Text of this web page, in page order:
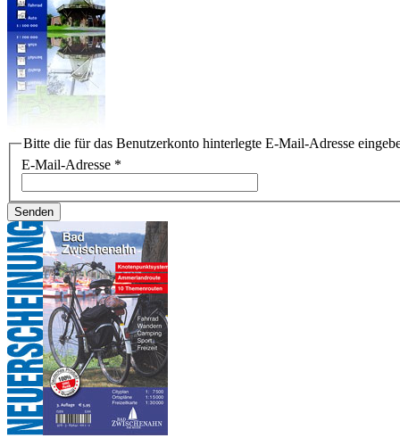
Bitte die für das Benutzerkonto hinterlegte E-Mail-Adresse
E-Mail-Adresse *
Senden